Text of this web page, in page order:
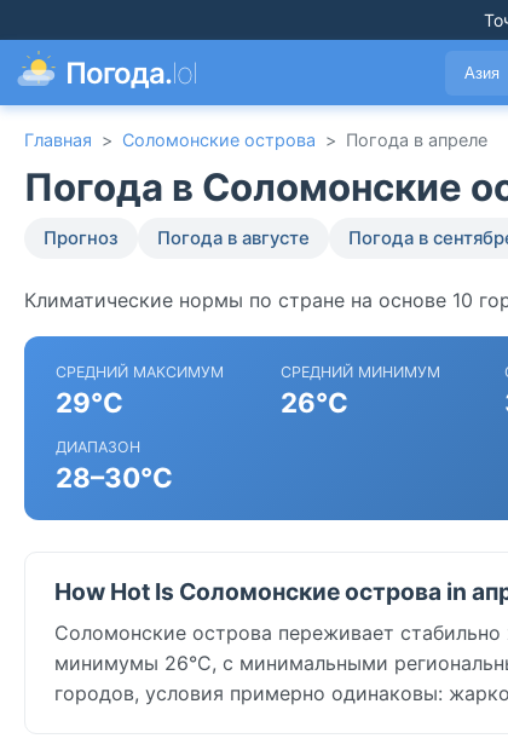
Погода.lol Азия
Главная > Соломонские острова > Погода в апреле
Погода в Соломонские
Прогноз Погода в августе Погода в
Климатические нормы по стране на основе 10
СРЕДНИЙ МАКСИМУМ
29°C
СРЕДНИЙ МИНИМУМ
26°C
ДИАПАЗОН
28–30°C
How Hot Is Соломонские острова in
Соломонские острова переживает
минимумы 26°C, с минимальными
городов, условия примерно одинаковы: